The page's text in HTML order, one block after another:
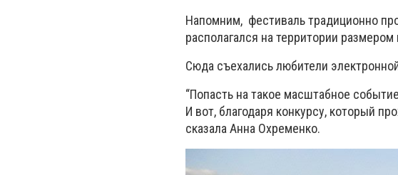
Напомним, фестиваль традиционно
располагался на территории
Сюда съехались любители
“Попасть на такое масштабное
И вот, благодаря конкурсу, который
сказала Анна Охременко.